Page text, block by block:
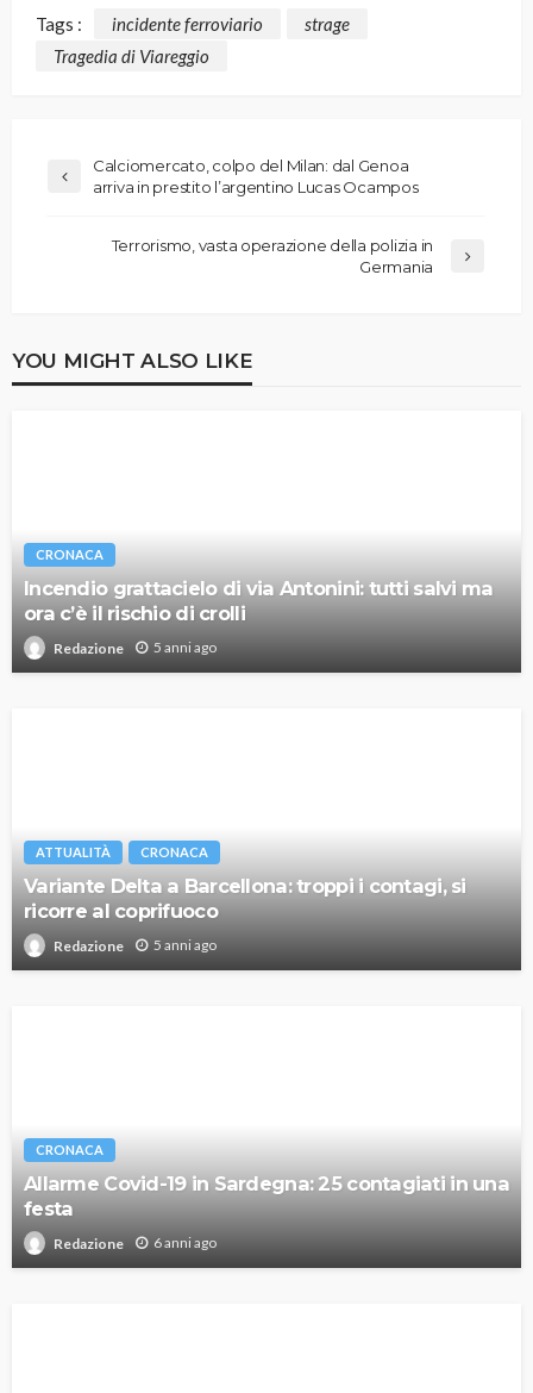
Tags : incidente ferroviario
strage
Tragedia di Viareggio
Calciomercato, colpo del Milan: dal Genoa
arriva in prestito l’argentino Lucas Ocampos
Terrorismo, vasta operazione della polizia in
Germania
YOU MIGHT ALSO LIKE
CRONACA
Incendio grattacielo di via Antonini: tutti salvi ma
ora c’è il rischio di crolli
Redazione 5 anni ago
ATTUALITÀ CRONACA
Variante Delta a Barcellona: troppi i contagi, si
ricorre al coprifuoco
Redazione 5 anni ago
CRONACA
Allarme Covid-19 in Sardegna: 25 contagiati in una
festa
Redazione 6 anni ago